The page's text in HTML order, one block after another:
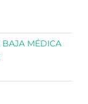
BAJA MÉDICA